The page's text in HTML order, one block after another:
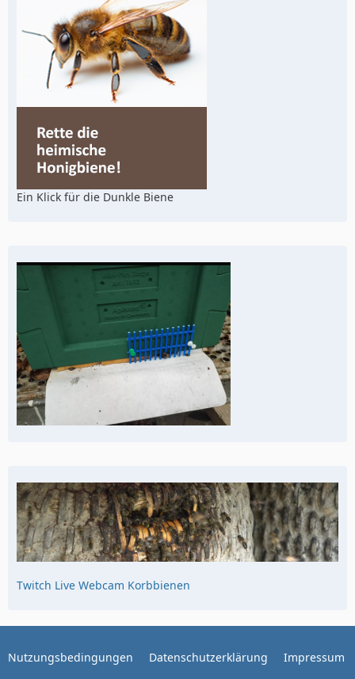
Ein Klick für die Dunkle Biene
Twitch Live Webcam Korbbienen
Nutzungsbedingungen Datenschutzerklärung Impressum